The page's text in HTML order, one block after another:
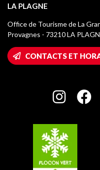
Taxe de séjour
Médiathèque
Logos La Plagne
Accès Wifi
Maison des Propriétaires
Charte des Acteurs Engagés
Montchavin - Les Coches
Champagny-en-Vanoise
Plagne 1800
Plagne Villages
Plagne Aime 2000
LA PLAGNE
Office de Tourisme de La
Provagnes - 73210 LA
CONTACTS ET